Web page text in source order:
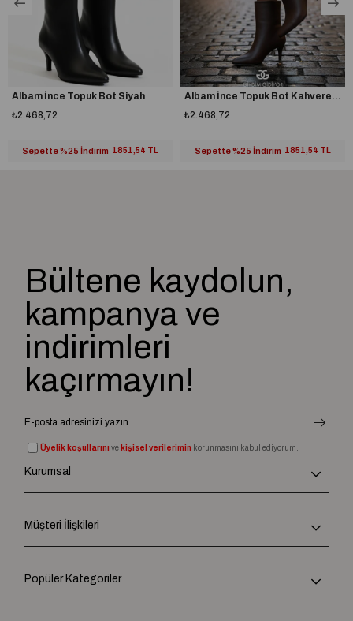
almanız tavsiye edilir.
%100 yerli üretim
A plus kalite kusursuz işçilik
Astar Materyali Hakiki Deri
Albam İnce Topuk Bot Siyah
₺2.468,72
Sepette %25 İndirim 1851,54 TL
Albam İnce Topuk Bot Kahverengi
₺2.468,72
Sepette %25 İndirim 1851,54 TL
Bültene kaydolun,
kampanya ve
indirimleri
kaçırmayın!
Üyelik koşullarını ve kişisel verilerimin korunmasını kabul ediyorum.
Kurumsal
Müşteri İlişkileri
Popüler Kategoriler